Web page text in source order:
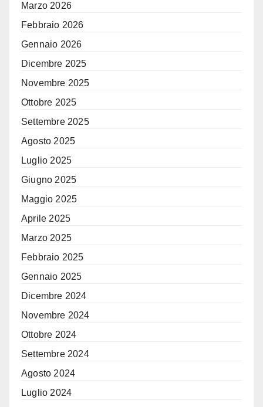
Marzo 2026
Febbraio 2026
Gennaio 2026
Dicembre 2025
Novembre 2025
Ottobre 2025
Settembre 2025
Agosto 2025
Luglio 2025
Giugno 2025
Maggio 2025
Aprile 2025
Marzo 2025
Febbraio 2025
Gennaio 2025
Dicembre 2024
Novembre 2024
Ottobre 2024
Settembre 2024
Agosto 2024
Luglio 2024